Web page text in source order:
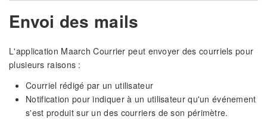
Envoi des mails
L'application Maarch Courrier peut envoyer des courriels pour
plusieurs raisons :
Courriel rédigé par un utilisateur
Notification pour indiquer à un utilisateur qu'un événement
s'est produit sur un des courriers de son périmètre.